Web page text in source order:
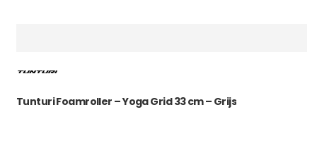
Tunturi Foamroller – Yoga Grid 33 cm – Grijs